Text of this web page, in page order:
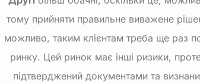
тому прийняти правильне виважене
можливо, таким клієнтам треба ще раз
ринку. Цей ринок має інші ризики,
підтверджений документами та